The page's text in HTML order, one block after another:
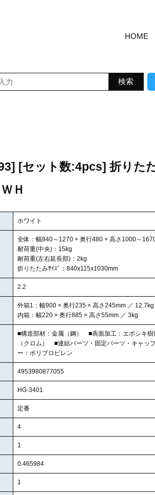
HOME
[セット数:4pcs] 折りた
Ｈ
ホワイト
全体：幅840～1270 × 奥行480 × 高さ1000～
耐荷重(中央)：15kg
耐荷重(左右延長部)：2kg
折りたたみｻｲｽﾞ：840x115x1030mm
2.2
外箱1：幅900 × 奥行235 × 高さ245mm ／ 12.7kg
内箱：幅220 × 奥行885 × 高さ55mm ／ 3kg
■構造部材：金属（鋼） ■表面加工：エポシキ樹
（クロム） ■連結パーツ・固定パーツ・キャッ
ー：ポリプロピレン
4953980877055
HG-3401
定番
4
1
0.465984
1